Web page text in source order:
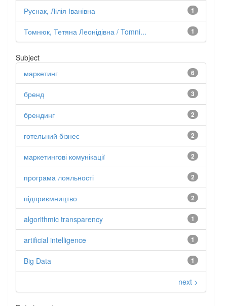
1
Руснак, Лілія Іванівна
1
Томнюк, Тетяна Леонідівна / Tomni...
Subject
6
маркетинг
3
бренд
2
брендинг
2
готельний бізнес
2
маркетингові комунікації
2
програма лояльності
2
підприємництво
1
algorithmic transparency
1
artificial intelligence
1
Big Data
next >